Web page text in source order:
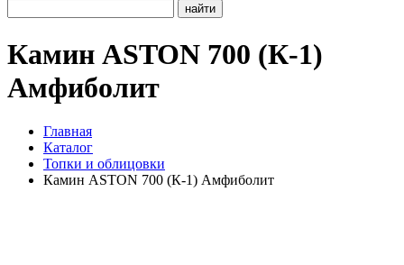
найти
Камин ASTON 700 (К-1)
Амфиболит
Главная
Каталог
Топки и облицовки
Камин ASTON 700 (К-1) Амфиболит